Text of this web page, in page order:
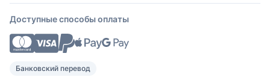
Доступные способы оплаты
Банковский перевод